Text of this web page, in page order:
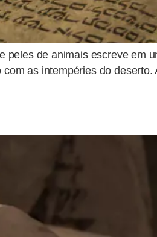
peles de animais escreve em
as intempéries do deserto.